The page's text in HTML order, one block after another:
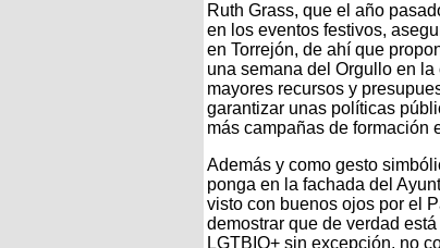
Ruth Grass, que el año
en los eventos festivos,
en Torrejón, de ahí que
una semana del Orgullo en
mayores recursos y
garantizar unas políticas
más campañas de formación
Además y como gesto
ponga en la fachada del
visto con buenos ojos por el
demostrar que de verdad
LGTBIQ+ sin excepción, no